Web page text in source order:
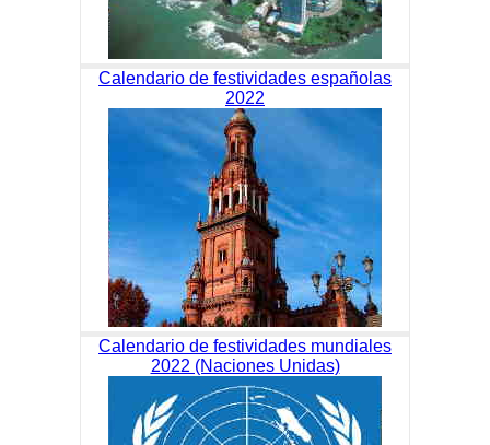
Calendario de festividades españolas
2022
Calendario de festividades mundiales
2022 (Naciones Unidas)